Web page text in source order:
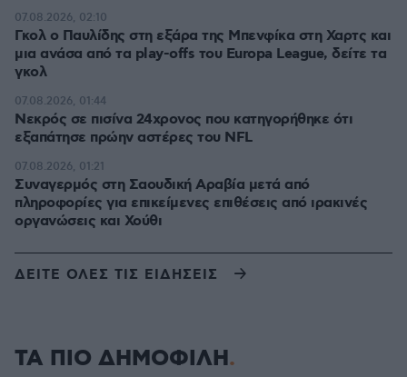
Γκολ ο Παυλίδης στη εξάρα της Μπενφίκα στη Χαρτς και
μια ανάσα από τα play-offs του Europa League, δείτε τα
γκολ
07.08.2026, 02:10
Νεκρός σε πισίνα 24χρονος που κατηγορήθηκε ότι
εξαπάτησε πρώην αστέρες του NFL
07.08.2026, 01:44
Συναγερμός στη Σαουδική Αραβία μετά από
πληροφορίες για επικείμενες επιθέσεις από ιρακινές
οργανώσεις και Χούθι
07.08.2026, 01:21
ΔΕΙΤΕ ΟΛΕΣ ΤΙΣ ΕΙΔΗΣΕΙΣ
ΤΑ ΠΙΟ ΔΗΜΟΦΙΛΗ